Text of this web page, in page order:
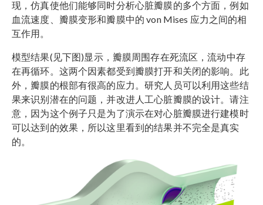
现，仿真使他们能够同时分析心脏瓣膜的多个方面，例如
血流速度、瓣膜变形和瓣膜中的 von Mises 应力之间的相
互作用。
模型结果(见下图)显示，瓣膜周围存在死流区，流动中存
在再循环。这两个因素都受到瓣膜打开和关闭的影响。此
外，瓣膜的根部有很高的应力。研究人员可以利用这些结
果来识别潜在的问题，并改进人工心脏瓣膜的设计。请注
意，因为这个例子只是为了演示在对心脏瓣膜进行建模时
可以达到的效果，所以这里看到的结果并不完全是真实
的。